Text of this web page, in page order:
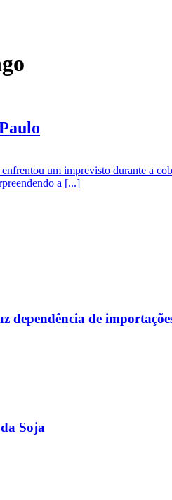
um imprevisto durante a
a [...]
dependência de
Soja